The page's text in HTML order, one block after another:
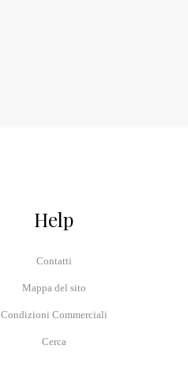
Help
Contatti
Mappa del sito
Condizioni Commerciali
Cerca